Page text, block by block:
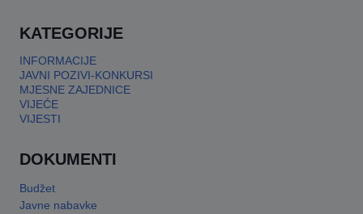
KATEGORIJE
INFORMACIJE
JAVNI POZIVI-KONKURSI
MJESNE ZAJEDNICE
VIJEĆE
VIJESTI
DOKUMENTI
Budžet
Javne nabavke